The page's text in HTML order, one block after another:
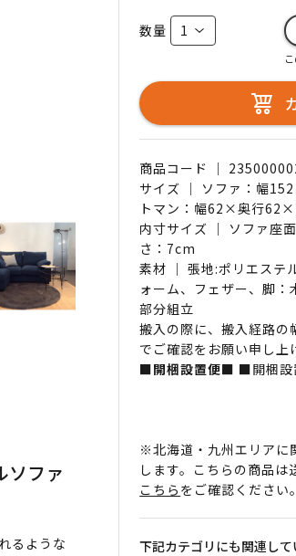
ソファ
るような
数量
商品コード ｜
サイズ ｜ ソファ：幅
トマン：幅62×奥行
内寸サイズ ｜ ソファ座
さ：7cm
素材 ｜ 張地:ポリエステ
ォーム、フェザー、脚：
部分組立
搬入の際に、搬入経路
でご確認をお願い申し上
■開梱設置便■ ■開梱
※北海道・九州エリアに
します。こちらの商品
こちら をご確認ください。
下記カテゴリにも関連して